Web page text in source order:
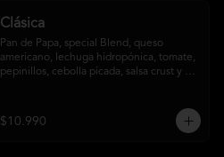
Clásica
Pan de Papa, special Blend, queso
americano, lechuga hidropónica, tomate,
pepinillos, cebolla picada, salsa crust y
$10.990